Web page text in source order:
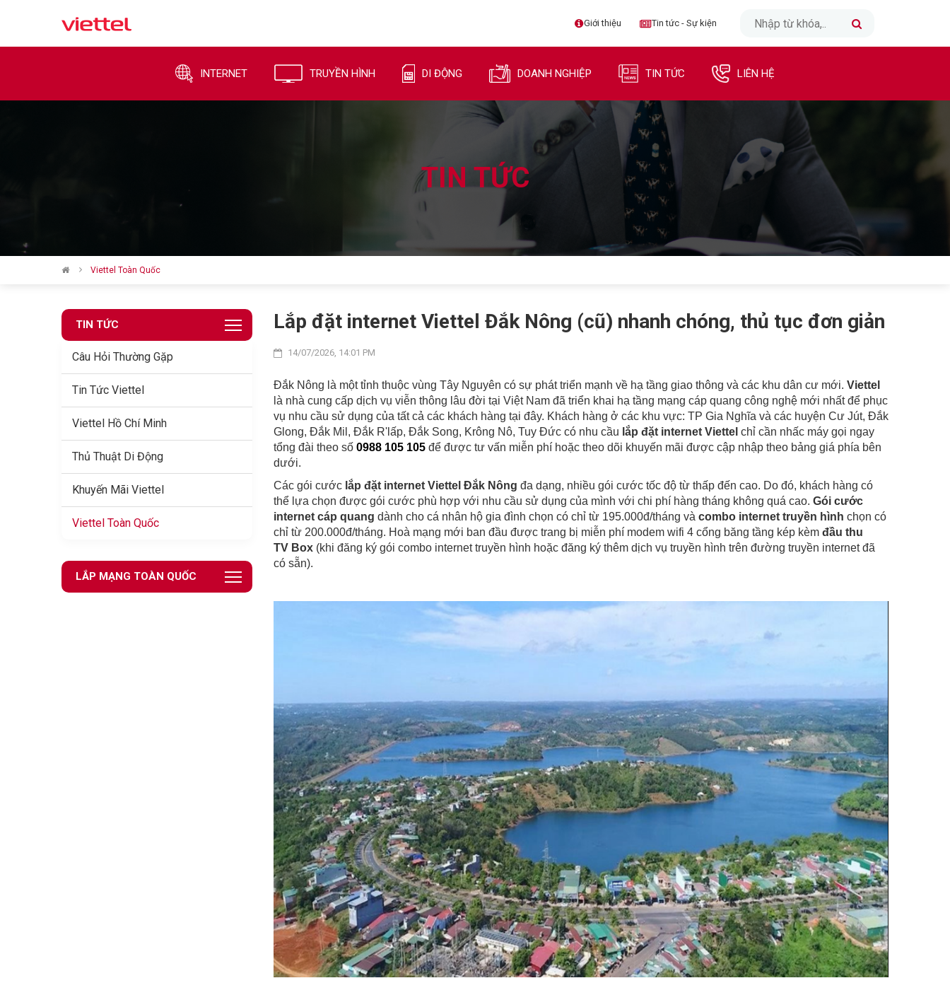
Giới thiệu Tin tức - Sự kiện
INTERNET TRUYỀN HÌNH DI ĐỘNG DOANH NGHIỆP TIN TỨC LIÊN HỆ
TIN TỨC
Viettel Toàn Quốc
TIN TỨC
Câu Hỏi Thường Gặp
Tin Tức Viettel
Viettel Hồ Chí Minh
Thủ Thuật Di Động
Khuyến Mãi Viettel
Viettel Toàn Quốc
LẮP MẠNG TOÀN QUỐC
Lắp đặt internet Viettel Đắk Nông (cũ) nhanh chóng, thủ tục đơn giản
14/07/2026, 14:01 PM
Đắk Nông là một tỉnh thuộc vùng Tây Nguyên có sự phát triển mạnh về hạ tầng giao thông và các khu dân cư mới. Viettel
là nhà cung cấp dịch vụ viễn thông lâu đời tại Việt Nam đã triển khai hạ tầng mạng cáp quang công nghệ mới nhất để phục
vụ nhu cầu sử dụng của tất cả các khách hàng tại đây. Khách hàng ở các khu vực: TP Gia Nghĩa và các huyện Cư Jút, Đắk
Glong, Đắk Mil, Đắk R'lấp, Đắk Song, Krông Nô, Tuy Đức có nhu cầu lắp đặt internet Viettel chỉ cần nhấc máy gọi ngay
tổng đài theo số 0988 105 105 để được tư vấn miễn phí hoặc theo dõi khuyến mãi được cập nhập theo bảng giá phía bên
dưới.
Các gói cước lắp đặt internet Viettel Đắk Nông đa dạng, nhiều gói cước tốc độ từ thấp đến cao. Do đó, khách hàng có
thể lựa chọn được gói cước phù hợp với nhu cầu sử dụng của mình với chi phí hàng tháng không quá cao. Gói cước
internet cáp quang dành cho cá nhân hộ gia đình chọn có chỉ từ 195.000đ/tháng và combo internet truyền hình chọn có
chỉ từ 200.000đ/tháng. Hoà mạng mới ban đầu được trang bị miễn phí modem wifi 4 cổng băng tầng kép kèm đầu thu
TV Box (khi đăng ký gói combo internet truyền hình hoặc đăng ký thêm dịch vụ truyền hình trên đường truyền internet đã
có sẵn).
TRANG CHỦ
TRUYỀN HÌNH
DI ĐỘNG
DOANH NGHIỆP